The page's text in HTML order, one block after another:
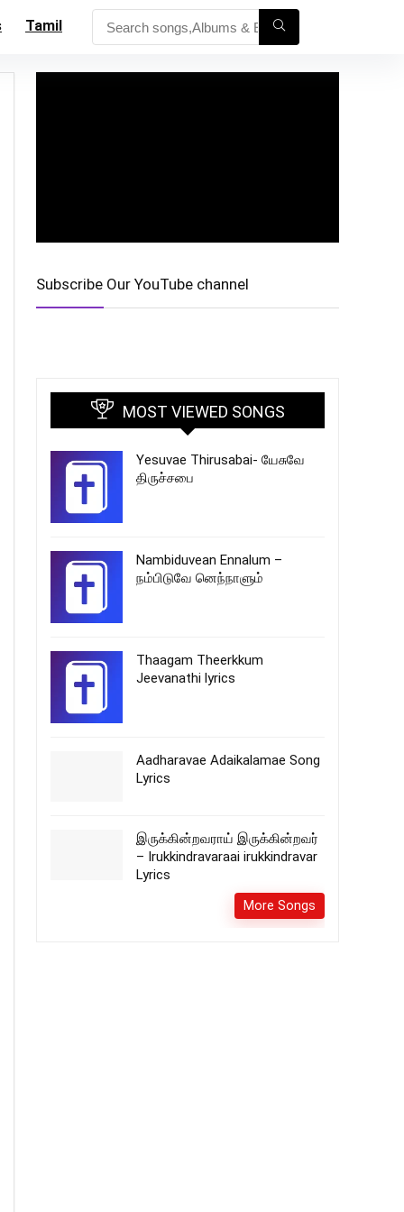
Tamil
Subscribe Our YouTube channel
MOST VIEWED SONGS
Yesuvae Thirusabai- யேசுவே
திருச்சபை
Nambiduvean Ennalum –
நம்பிடுவே னெந்நாளும்
Thaagam Theerkkum
Jeevanathi lyrics
Aadharavae Adaikalamae Song
Lyrics
இருக்கின்றவராய் இருக்கின்றவர்
– Irukkindravaraai irukkindravar
Lyrics
More Songs